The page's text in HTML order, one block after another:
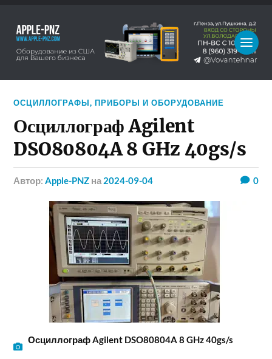
ОСЦИЛЛОГРАФЫ,ПРИБОРЫ И ОБОРУДОВАНИЕ
Осциллограф Agilent
DSO80804A 8 GHz 40gs/s
Автор:Apple-PNZ на 2024-09-04 0
Осциллограф Agilent DSO80804A 8 GHz 40gs/s